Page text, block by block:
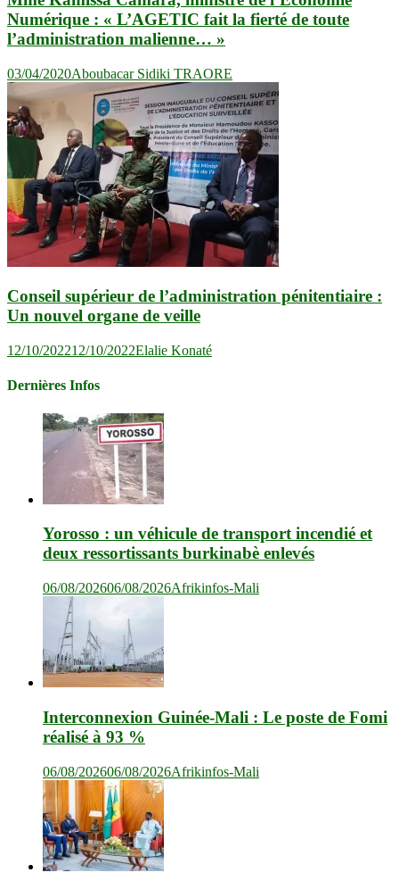
Numérique : « L’AGETIC fait la fierté de toute
l’administration malienne… »
03/04/2020Aboubacar Sidiki TRAORE
Conseil supérieur de l’administration pénitentiaire :
Un nouvel organe de veille
12/10/202212/10/2022Elalie Konaté
Dernières Infos
Yorosso : un véhicule de transport incendié et
deux ressortissants burkinabè enlevés
06/08/202606/08/2026Afrikinfos-Mali
Interconnexion Guinée-Mali : Le poste de Fomi
réalisé à 93 %
06/08/202606/08/2026Afrikinfos-Mali